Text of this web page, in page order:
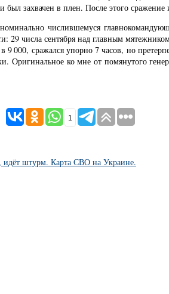
захвачен в плен. После этого
числившемуся
29 числа сентября над главным
000, сражался упорно 7 часов, но
Оригинальное ко мне от помянутого
1
штурм. Карта СВО на Украине.